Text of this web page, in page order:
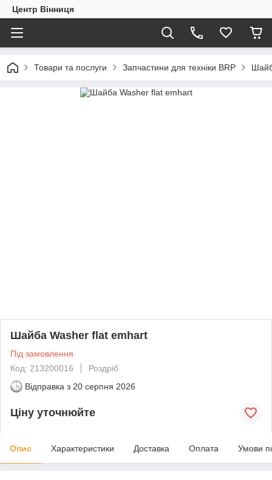
Центр Вінниця
Товари та послуги Запчастини для техніки BRP
Шайба Washer flat emhart
Під замовлення
Код: 213200016
Роздріб
Відправка з 20 серпня 2026
Ціну уточнюйте
Опис Характеристики Доставка Оплата Умови